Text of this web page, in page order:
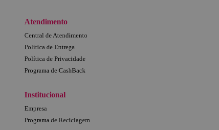
Atendimento
Central de Atendimento
Política de Entrega
Política de Privacidade
Programa de CashBack
Institucional
Empresa
Programa de Reciclagem